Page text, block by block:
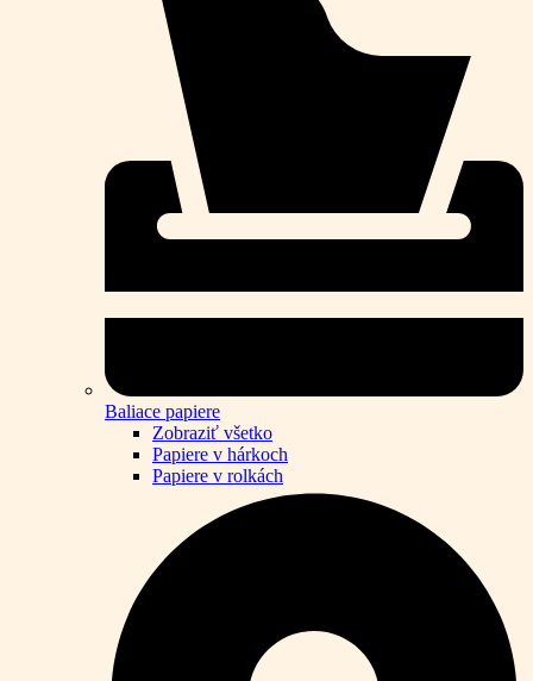
Baliace papiere
Zobraziť všetko
Papiere v hárkoch
Papiere v rolkách